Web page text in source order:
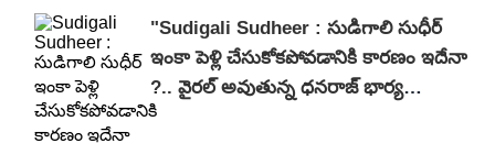
"Sudigali Sudheer : సుడిగాలి సుధీర్
ఇంకా పెళ్లి చేసుకోకపోవడానికి కారణం ఇదేనా
?.. వైరల్ అవుతున్న ధనరాజ్ భార్య
వ్యాఖ్యలు.."